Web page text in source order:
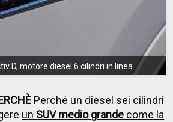
D, motore diesel 6 cilindri in linea
Perché un diesel sei cilindri
un SUV medio grande come la